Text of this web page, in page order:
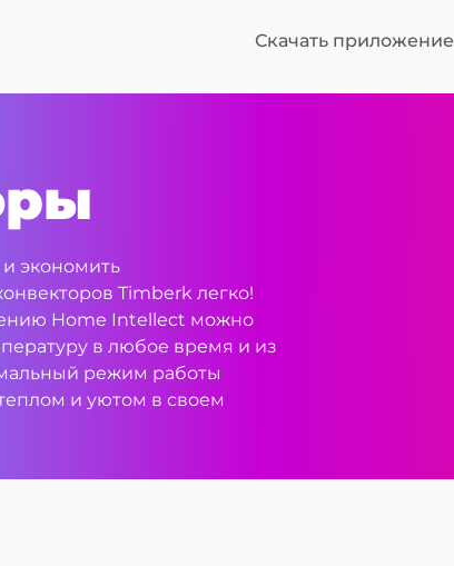
Скачать приложение
экономить
Timberk легко!
Home Intellect можно
в любое время и из
режим работы
и уютом в своем